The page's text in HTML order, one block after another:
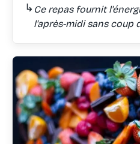
↳ Ce repas fournit
l'après-midi sans coup